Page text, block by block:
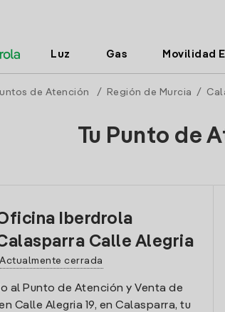
Luz Gas Movilidad
de Atención / Región de Murcia /
Tu Punto de
Iberdrola
Calle Alegria
Actualmente cerrada
al Punto de Atención y Venta de
Calle Alegria 19, en Calasparra, tu